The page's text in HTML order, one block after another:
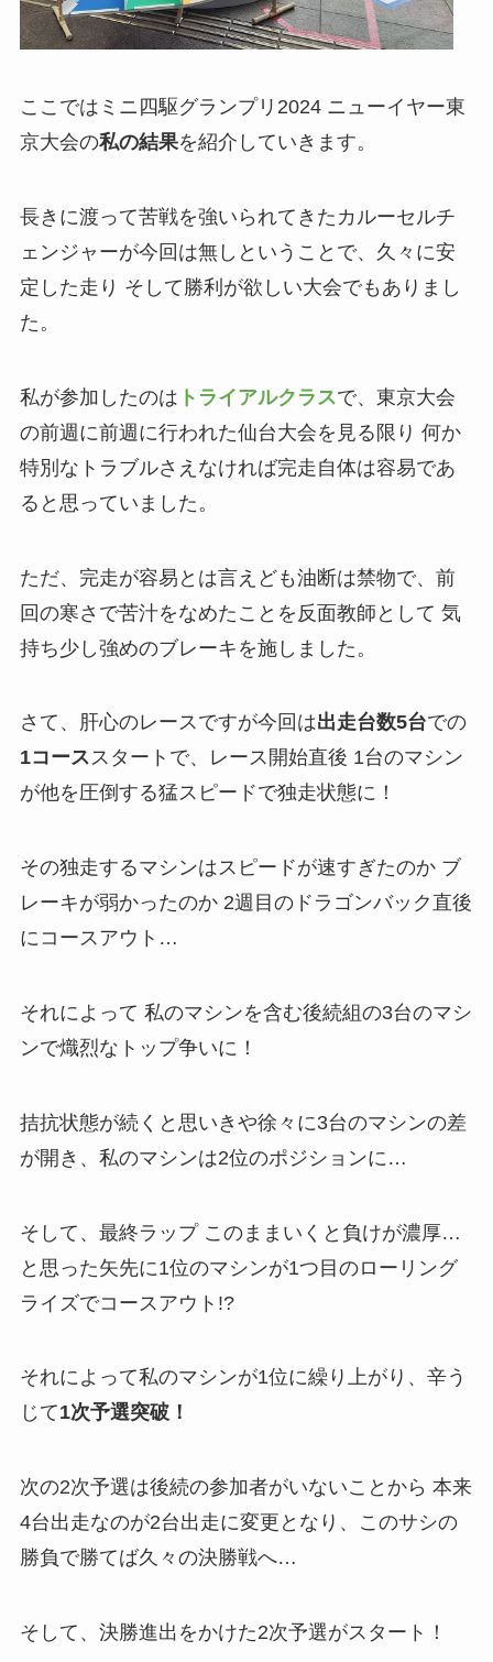
ここではミニ四駆グランプリ2024 ニューイヤー東
京大会の私の結果を紹介していきます。
長きに渡って苦戦を強いられてきたカルーセルチ
ェンジャーが今回は無しということで、久々に安
定した走り そして勝利が欲しい大会でもありまし
た。
私が参加したのは トライアルクラスで、東京大会
の前週に前週に行われた仙台大会を見る限り 何か
特別なトラブルさえなければ完走自体は容易であ
ると思っていました。
ただ、完走が容易とは言えども油断は禁物で、前
回の寒さで苦汁をなめたことを反面教師として 気
持ち少し強めのブレーキを施しました。
さて、肝心のレースですが今回は出走台数5台での
1コーススタートで、レース開始直後 1台のマシン
が他を圧倒する猛スピードで独走状態に！
その独走するマシンはスピードが速すぎたのか ブ
レーキが弱かったのか 2週目のドラゴンバック直後
にコースアウト…
それによって 私のマシンを含む後続組の3台のマシ
ンで熾烈なトップ争いに！
拮抗状態が続くと思いきや徐々に3台のマシンの差
が開き、私のマシンは2位のポジションに…
そして、最終ラップ このままいくと負けが濃厚…
と思った矢先に1位のマシンが1つ目のローリング
ライズでコースアウト!?
それによって私のマシンが1位に繰り上がり、辛う
じて1次予選突破！
次の2次予選は後続の参加者がいないことから 本来
4台出走なのが2台出走に変更となり、このサシの
勝負で勝てば久々の決勝戦へ…
そして、決勝進出をかけた2次予選がスタート！